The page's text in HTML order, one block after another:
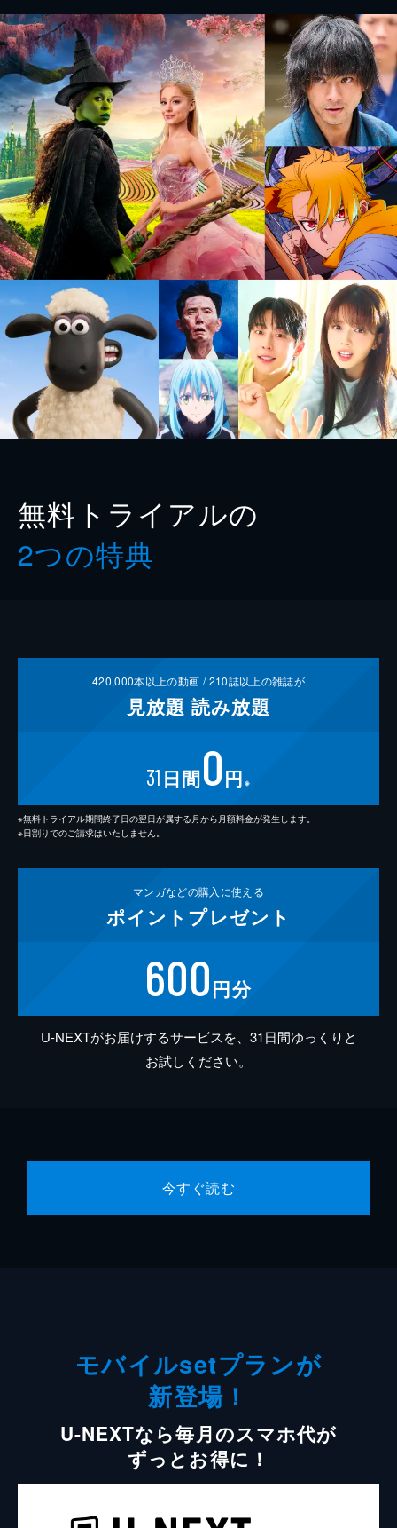
無料トライアルの
2つの特典
420,000本以上の動画 /210誌以上の雑誌が
見放題 読み放題
31 日間0円 ※
※無料トライアル期間終了日の翌日が属する月から月額料金が発生します。
※日割りでのご請求はいたしません。
マンガなどの購入に使える
ポイント プレゼント
600円分
U-NEXTがお届けするサービスを、31日間ゆっくりと
お試しください。
今すぐ読む
モバイルsetプランが
新登場！
U-NEXTなら毎月のスマホ代が
ずっとお得に！